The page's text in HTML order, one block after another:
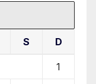
S D
1